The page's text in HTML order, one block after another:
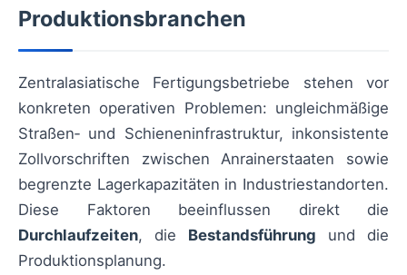
Produktionsbranchen
Zentralasiatische Fertigungsbetriebe stehen vor
konkreten operativen Problemen: ungleichmäßige
Straßen‑ und Schieneninfrastruktur, inkonsistente
Zollvorschriften zwischen Anrainerstaaten sowie
begrenzte Lagerkapazitäten in Industriestandorten.
Diese Faktoren beeinflussen direkt die
Durchlaufzeiten, die Bestandsführung und die
Produktionsplanung.